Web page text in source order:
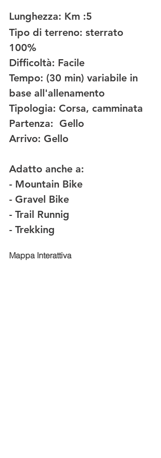
Lunghezza: Km :5
Tipo di terreno: sterrato
100%
Difficoltà: Facile
Tempo: (30 min) variabile in
base all'allenamento
Tipologia: Corsa, camminata
Partenza:
  Gello
Arrivo: Gello
Adatto anche a:
- Mountain Bike
- Gravel Bike
- Trail Runnig
- Trekking
Mappa Interattiva